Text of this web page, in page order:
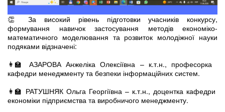
👏 За високий рівень підготовки учасників конкурсу,
формування навичок застосування методів економіко-
математичного моделювання та розвиток молодіжної науки
подяками відзначені:
👩‍🏫 АЗАРОВА Анжеліка Олексіївна – к.т.н., професорка
кафедри менеджменту та безпеки інформаційних систем.
👩‍🏫 РАТУШНЯК Ольга Георгіївна – к.т.н., доцентка кафедри
економіки підприємства та виробничого менеджменту.